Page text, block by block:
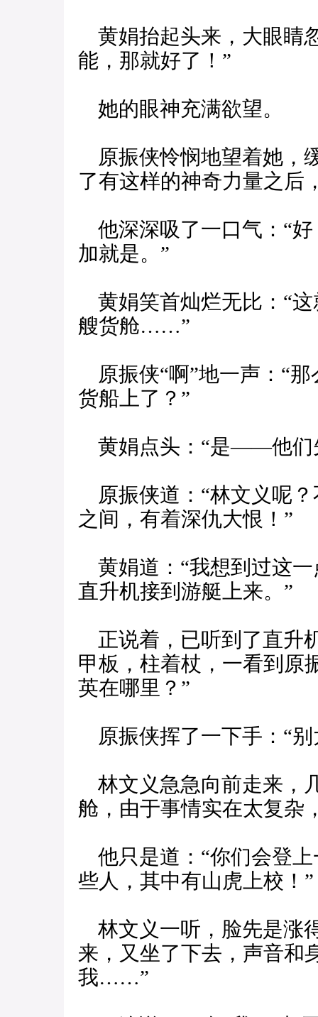
黄娟抬起头来，大眼睛
能，那就好了！”
她的眼神充满欲望。
原振侠怜悯地望着她，
了有这样的神奇力量之后
他深深吸了一口气：“
加就是。”
黄娟笑首灿烂无比：“
艘货舱……”
原振侠“啊”地一声：“
货船上了？”
黄娟点头：“是——他们
原振侠道：“林文义呢
之间，有着深仇大恨！”
黄娟道：“我想到过这
直升机接到游艇上来。”
正说着，已听到了直升
甲板，柱着杖，一看到原
英在哪里？”
原振侠挥了一下手：“别
林文义急急向前走来，
舱，由于事情实在太复杂
他只是道：“你们会登
些人，其中有山虎上校！”
林文义一听，脸先是涨
来，又坐了下去，声音
我……”